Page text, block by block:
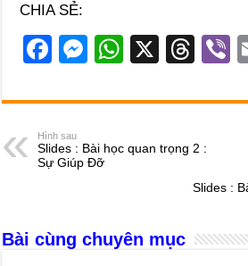
CHIA SẺ:
F
c
e
b
k
M
ss
n
W
at
A
X
T
e
d
s
Hình sau
Slides : Bài học quan trọng 2 :
Sự Giúp Đỡ
Slides :
Bài cùng chuyên mục